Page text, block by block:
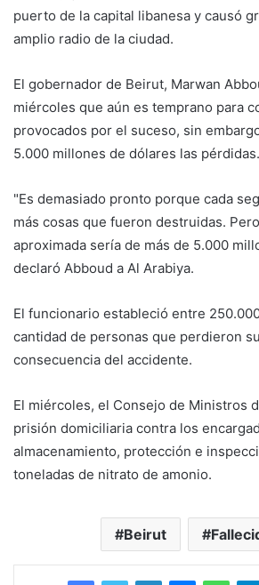
puerto de la capital libanesa y causó
amplio radio de la ciudad.
El gobernador de Beirut, Marwan
miércoles que aún es temprano para
provocados por el suceso, sin
5.000 millones de dólares las pérdidas.
"Es demasiado pronto porque cada
más cosas que fueron destruidas.
aproximada sería de más de 5.000
declaró Abboud a Al Arabiya.
El funcionario estableció entre
cantidad de personas que perdieron
consecuencia del accidente.
El miércoles, el Consejo de Ministros
prisión domiciliaria contra los
almacenamiento, protección e
toneladas de nitrato de amonio.
Beirut